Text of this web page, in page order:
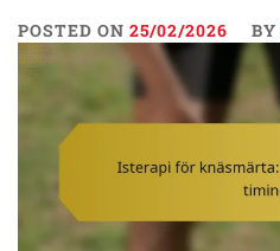
POSTED ON 25/02/2026 BY